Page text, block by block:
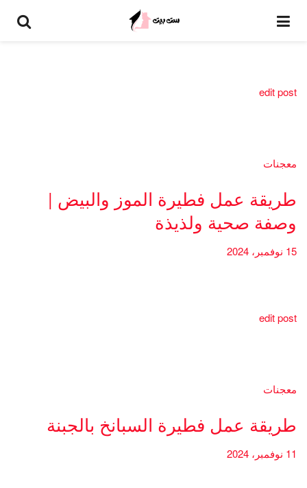
edit post
معجنات
طريقة عمل فطيرة الموز والبيض |
وصفة صحية ولذيذة
15 نوفمبر، 2024
edit post
معجنات
طريقة عمل فطيرة السبانخ بالجبنة
11 نوفمبر، 2024